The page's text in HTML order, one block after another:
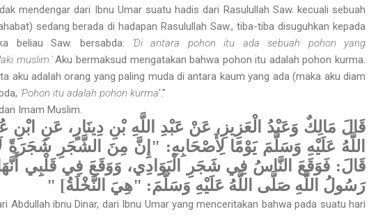
mendengar dari Ibnu Umar suatu hadis dari Rasulullah Saw. kecuali sebuah
sedang berada di hadapan Rasulullah Saw., tiba-tiba disuguhkan kepada
beliau Saw. bersabda: 'Di antara pohon itu ada sebuah pohon yang
muslim.'Aku bermaksud mengatakan bahwa pohon itu adalah pohon kurma.
aku adalah orang yang paling muda di antara kaum yang ada (maka aku diam
'Pohon itu adalah pohon kurma'."
Imam Muslim.
قَالَ مَالِكٌ وَعَبْدُ الْعَزِيزِ، عَنْ عَبْدِ اللَّهِ بْنِ دِينَارٍ، عَنِ
اللَّهُ عَلَيْهِ وَسَلَّمَ يَوْمًا لِأَصْحَابِهِ: "إِنَّ مِنَ الشَّجَرِ شَجَرَةً
قَالَ: فَوَقَعَ النَّاسُ فِي شَجَرِ الْبَوَادِي، وَوَقَعَ فِي قَلْبِي
رَسُولُ اللَّهِ صَلَّى اللَّهُ عَلَيْهِ وَسَلَّمَ: "هِيَ النَّخْلَةُ] "
Abdullah ibnu Dinar, dari Ibnu Umar yang menceritakan bahwa pada suatu hari